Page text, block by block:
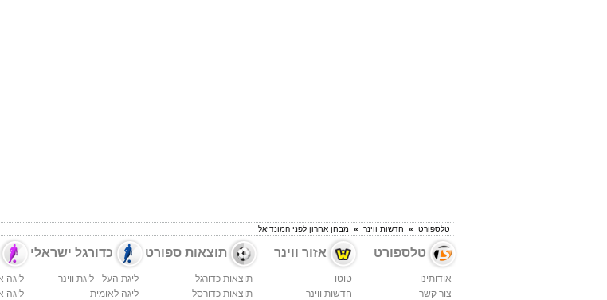
טלספורט » חדשות ווינר » מבחן אחרון לפני המונדיאל
טלספורט
אודותינו
צור קשר
אזור ווינר
טוטו
חדשות ווינר
תוצאות ספורט
תוצאות כדורגל
תוצאות כדורסל
כדורגל ישראלי
ליגת העל - ליגת ווינר
ליגה לאומית
ליגה
ליגה